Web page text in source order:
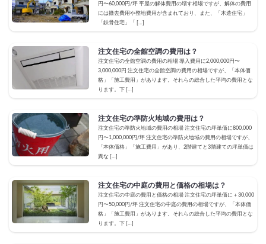
円〜60,000円/坪 平屋の解体費用の壊す相場ですが、解体の費用
には撤去費用や整地費用が含まれており、また、「木造住宅」
「鉄骨住宅」「 […]
注文住宅の全館空調の費用は？
注文住宅の全館空調の費用の相場 導入費用に2,000,000円〜
3,000,000円 注文住宅の全館空調の費用の相場ですが、「本体価
格」「施工費用」があります。それらの総合した平均の費用とな
ります。下 […]
注文住宅の準防火地域の費用は？
注文住宅の準防火地域の費用の相場 注文住宅の坪単価に800,000
円〜1,000,000円/坪 注文住宅の準防火地域の費用の相場ですが、
「本体価格」「施工費用」があり、2階建てと3階建ての坪単価は
異な […]
注文住宅の中庭の費用と価格の相場は？
注文住宅の中庭の費用と価格の相場 注文住宅の坪単価に＋30,000
円〜50,000円/坪 注文住宅の中庭の費用の相場ですが、「本体価
格」「施工費用」があります。それらの総合した平均の費用とな
ります。下 […]